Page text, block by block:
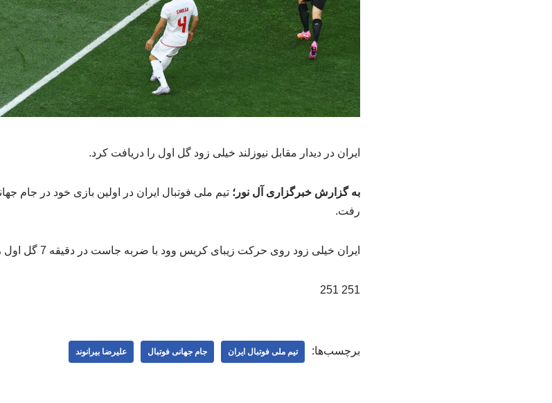
ایران در دیدار مقابل نیوزلند خیلی زود گل اول را دریافت کرد.
به گزارش خبرگزاری آل نور؛
رفت.
ایران خیلی زود روی حرکت زیبای کریس وود با ضربه جاست در دقیقه 7 گل اول را دریافت کرد.
251 251
برچسب‌ها: تیم ملی فوتبال ایران جام جهانی فوتبال علیرضا بیرانوند